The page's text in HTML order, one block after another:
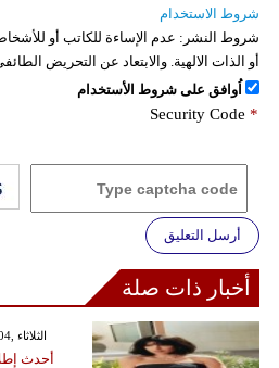
شروط الاستخدام
شروط النشر: عدم الإساءة للكاتب أو
أو الذات الالهية. والابتعاد عن التحريض
اُوافق على شروط الأستخدام
Security Code *
أرسل التعليق
أخبار ذات صلة
GMT 12:06 2026 الثلاثاء ,04 آب / أغسطس
أحدث